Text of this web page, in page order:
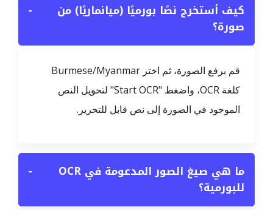
كيف أستخرج نصًا بورميًا (ميانماريًا) من
صورة؟
−
قم برفع الصورة، ثم اختر Burmese/Myanmar
كلغة OCR، واضغط "Start OCR" لتحويل النص
الموجود في الصورة إلى نص قابل للتحرير.
ما هي صيغ الصور المدعومة في OCR
للبورمية؟
−